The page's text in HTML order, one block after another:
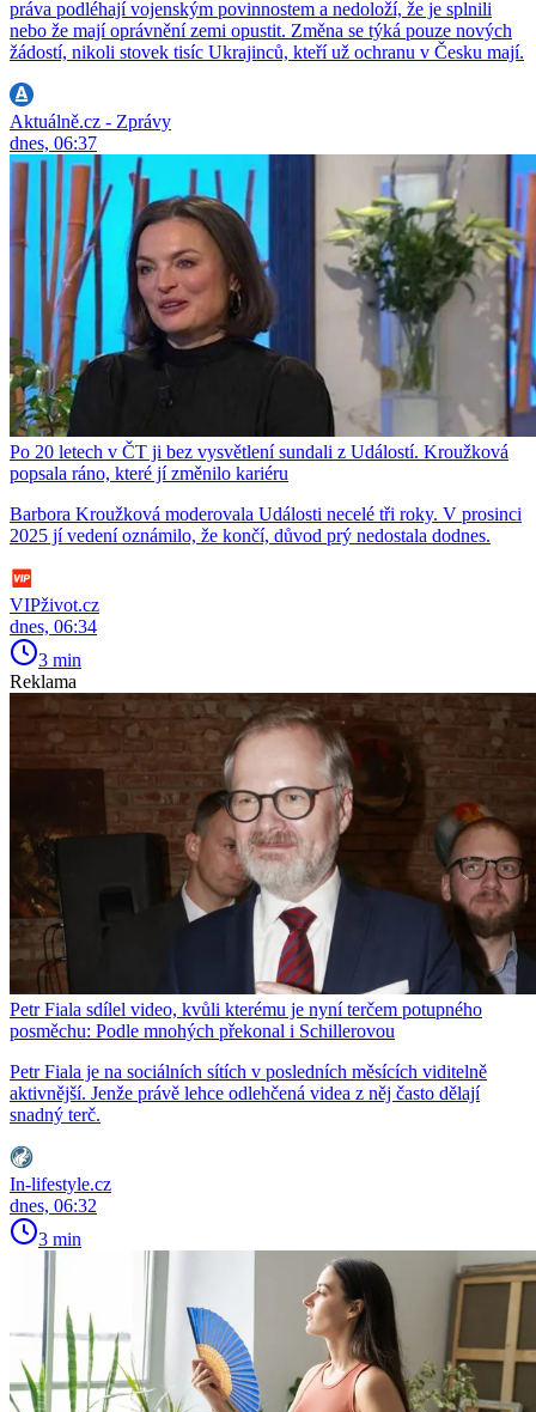
práva podléhají vojenským povinnostem a nedoloží, že je splnili
nebo že mají oprávnění zemi opustit. Změna se týká pouze nových
žádostí, nikoli stovek tisíc Ukrajinců, kteří už ochranu v Česku mají.
Aktuálně.cz - Zprávy
dnes, 06:37
Po 20 letech v ČT ji bez vysvětlení sundali z Událostí. Kroužková
popsala ráno, které jí změnilo kariéru
Barbora Kroužková moderovala Události necelé tři roky. V prosinci
2025 jí vedení oznámilo, že končí, důvod prý nedostala dodnes.
VIPživot.cz
dnes, 06:34
3 min
Reklama
Petr Fiala sdílel video, kvůli kterému je nyní terčem potupného
posměchu: Podle mnohých překonal i Schillerovou
Petr Fiala je na sociálních sítích v posledních měsících viditelně
aktivnější. Jenže právě lehce odlehčená videa z něj často dělají
snadný terč.
In-lifestyle.cz
dnes, 06:32
3 min